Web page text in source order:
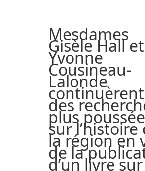
Mesdames
Gisèle Hall et
Yvonne
Cousineau-
Lalonde
continuèrent
des
plus
sur l’histoire
la région en
de la
d’un livre